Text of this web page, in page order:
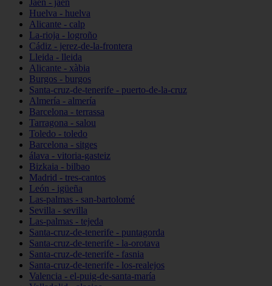
Jaén - jaén
Huelva - huelva
Alicante - calp
La-rioja - logroño
Cádiz - jerez-de-la-frontera
Lleida - lleida
Alicante - xàbia
Burgos - burgos
Santa-cruz-de-tenerife - puerto-de-la-cruz
Almería - almería
Barcelona - terrassa
Tarragona - salou
Toledo - toledo
Barcelona - sitges
álava - vitoria-gasteiz
Bizkaia - bilbao
Madrid - tres-cantos
León - igüeña
Las-palmas - san-bartolomé
Sevilla - sevilla
Las-palmas - tejeda
Santa-cruz-de-tenerife - puntagorda
Santa-cruz-de-tenerife - la-orotava
Santa-cruz-de-tenerife - fasnia
Santa-cruz-de-tenerife - los-realejos
Valencia - el-puig-de-santa-maría